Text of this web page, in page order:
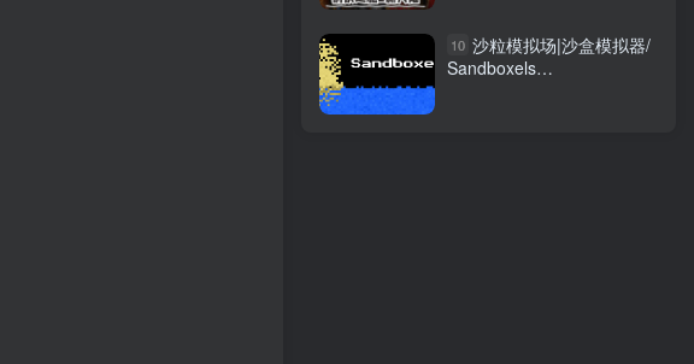
10 沙粒模拟场|沙盒模拟器/
Sandboxels